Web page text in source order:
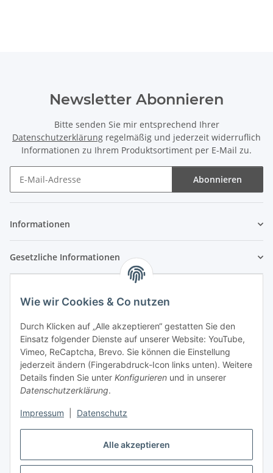
Alle akzeptieren
Wie wir Cookies & Co nutzen
Durch Klicken auf „Alle akzeptieren“ gestatten Sie den
Einsatz folgender Dienste auf unserer Website: YouTube,
Vimeo, ReCaptcha, Brevo. Sie können die Einstellung
jederzeit ändern (Fingerabdruck-Icon links unten). Weitere
Details finden Sie unter Konfigurieren und in unserer
Datenschutzerklärung.
Impressum Datenschutz
Newsletter Abonnieren
Bitte senden Sie mir entsprechend Ihrer
Datenschutzerklärung regelmäßig und jederzeit widerruflich
Informationen zu Ihrem Produktsortiment per E-Mail zu.
Abonnieren
Informationen
Gesetzliche Informationen
Vertrag widerrufen